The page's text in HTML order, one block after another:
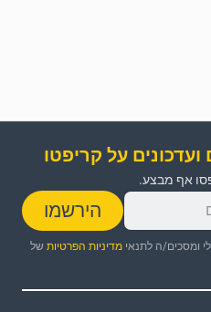
על קריפטו
אף מבצע.
הירשמו
ומסכים/ה לתנאימדיניות הפרטיות של